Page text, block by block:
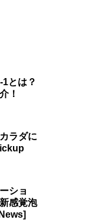
とは？
！
ラダに
ショ
感覚泡